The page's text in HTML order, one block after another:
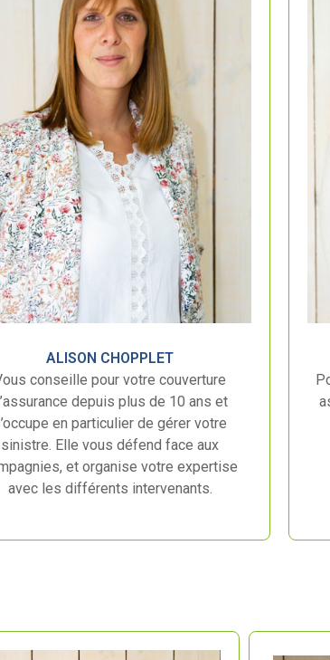
ALISON CHOPPLET
conseille pour votre couverture
depuis plus de 10 ans et
en particulier de gérer votre
sinistre. Elle vous défend face aux
et organise votre expertise
avec les différents intervenants.